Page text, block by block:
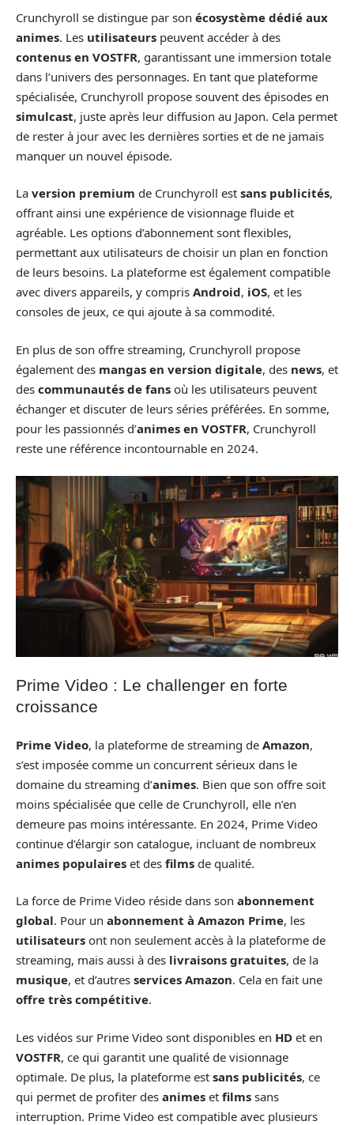
Crunchyroll se distingue par son écosystème dédié aux
animes. Les utilisateurs peuvent accéder à des
contenus en VOSTFR, garantissant une immersion totale
dans l’univers des personnages. En tant que plateforme
spécialisée, Crunchyroll propose souvent des épisodes en
simulcast, juste après leur diffusion au Japon. Cela permet
de rester à jour avec les dernières sorties et de ne jamais
manquer un nouvel épisode.
La version premium de Crunchyroll est sans publicités,
offrant ainsi une expérience de visionnage fluide et
agréable. Les options d’abonnement sont flexibles,
permettant aux utilisateurs de choisir un plan en fonction
de leurs besoins. La plateforme est également compatible
avec divers appareils, y compris Android, iOS, et les
consoles de jeux, ce qui ajoute à sa commodité.
En plus de son offre streaming, Crunchyroll propose
également des mangas en version digitale, des news, et
des communautés de fans où les utilisateurs peuvent
échanger et discuter de leurs séries préférées. En somme,
pour les passionnés d’animes en VOSTFR, Crunchyroll
reste une référence incontournable en 2024.
Prime Video : Le challenger en forte
croissance
Prime Video, la plateforme de streaming de Amazon,
s’est imposée comme un concurrent sérieux dans le
domaine du streaming d’animes. Bien que son offre soit
moins spécialisée que celle de Crunchyroll, elle n’en
demeure pas moins intéressante. En 2024, Prime Video
continue d’élargir son catalogue, incluant de nombreux
animes populaires et des films de qualité.
La force de Prime Video réside dans son abonnement
global. Pour un abonnement à Amazon Prime, les
utilisateurs ont non seulement accès à la plateforme de
streaming, mais aussi à des livraisons gratuites, de la
musique, et d’autres services Amazon. Cela en fait une
offre très compétitive.
Les vidéos sur Prime Video sont disponibles en HD et en
VOSTFR, ce qui garantit une qualité de visionnage
optimale. De plus, la plateforme est sans publicités, ce
qui permet de profiter des animes et films sans
interruption. Prime Video est compatible avec plusieurs